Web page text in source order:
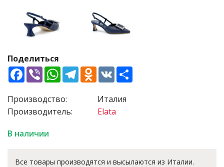
Поделиться
Facebook
ViberWhatsApp
TelegramOdnoklassniki
VK
Производство:
Производитель:
Италия
Elata
В наличии
Все товары производятся и высылаются из Италии.